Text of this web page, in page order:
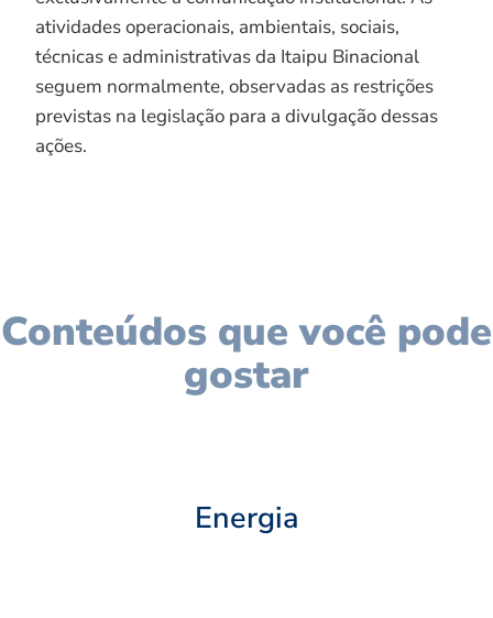
atividades operacionais, ambientais, sociais,
técnicas e administrativas da Itaipu Binacional
seguem normalmente, observadas as restrições
previstas na legislação para a divulgação dessas
ações.
Conteúdos que você pode
gostar
Energia